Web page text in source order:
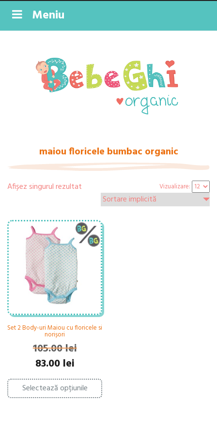
Meniu
maiou floricele bumbac organic
Afișez singurul rezultat Vizualizare:
Set 2 Body-uri Maiou cu floricele si
norișori
105.00lei
Prețul
inițial
a
fost:
105.00 lei.
83.00 leiPrețul
curent
este:
83.00 lei.
Selectează opțiunile
Acest
produs
are